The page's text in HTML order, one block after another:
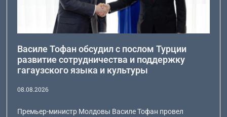
Василе Тофан обсудил с послом Турции
развитие сотрудничества и поддержку
гагаузского языка и культуры
08.08.2026
Премьер-министр Молдовы Василе Тофан провел